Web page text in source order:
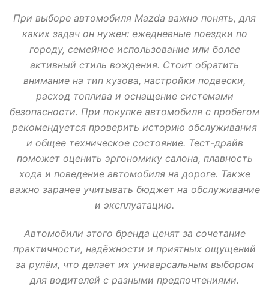
При выборе автомобиля Mazda важно понять, для
каких задач он нужен: ежедневные поездки по
городу, семейное использование или более
активный стиль вождения. Стоит обратить
внимание на тип кузова, настройки подвески,
расход топлива и оснащение системами
безопасности. При покупке автомобиля с пробегом
рекомендуется проверить историю обслуживания
и общее техническое состояние. Тест-драйв
поможет оценить эргономику салона, плавность
хода и поведение автомобиля на дороге. Также
важно заранее учитывать бюджет на обслуживание
и эксплуатацию.
Автомобили этого бренда ценят за сочетание
практичности, надёжности и приятных ощущений
за рулём, что делает их универсальным выбором
для водителей с разными предпочтениями.